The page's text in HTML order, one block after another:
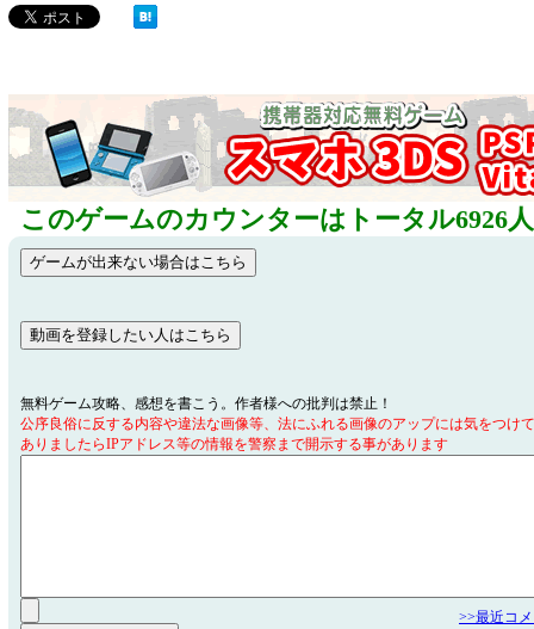
このゲームのカウンターはトータル6926
無料ゲーム攻略、感想を書こう。作者様への批判は禁止！
公序良俗に反する内容や違法な画像等、法にふれる画像のアップには気をつけ
ありましたらIPアドレス等の情報を警察まで開示する事があります
>>最近コ